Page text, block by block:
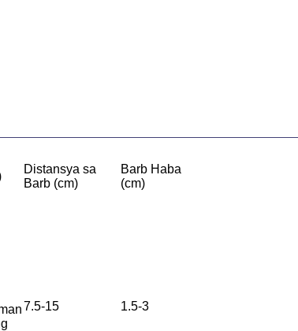
Distansya sa
Barb (cm)
Barb Haba
(cm)
7.5-15 1.5-3